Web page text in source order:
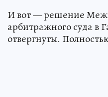
И вот — решение
арбитражного суда в
отвергнуты.